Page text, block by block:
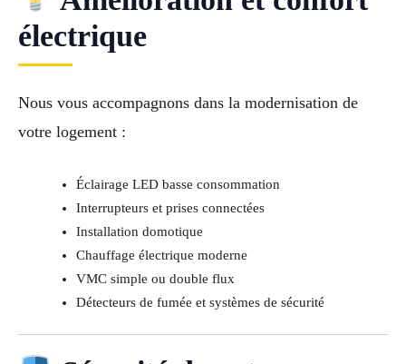
électrique
Nous vous accompagnons dans la modernisation de
votre logement :
Éclairage LED basse consommation
Interrupteurs et prises connectées
Installation domotique
Chauffage électrique moderne
VMC simple ou double flux
Détecteurs de fumée et systèmes de sécurité